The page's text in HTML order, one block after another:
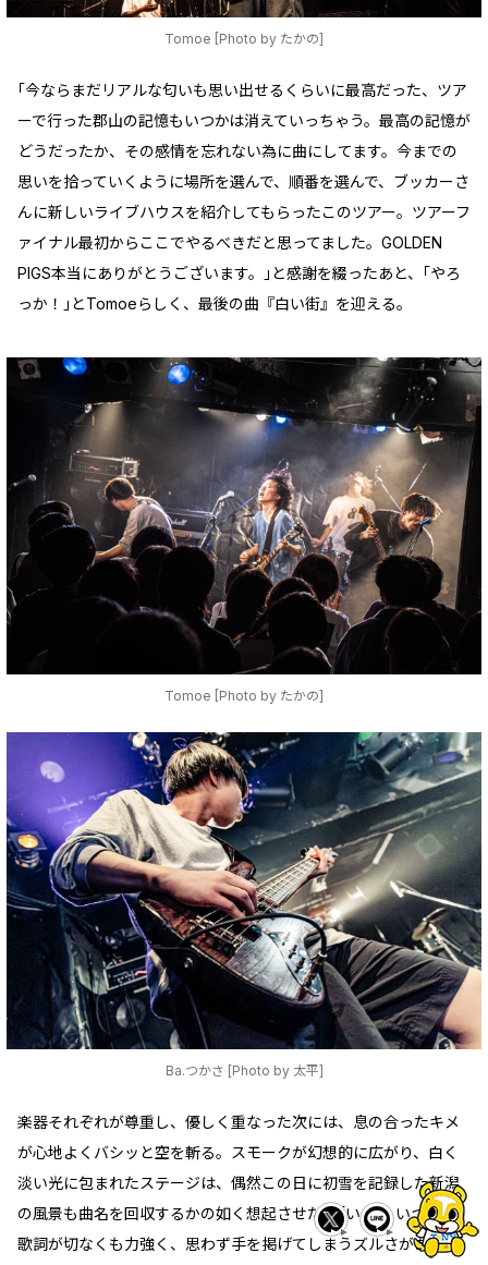
Tomoe [Photo by たかの]
｢今ならまだリアルな匂いも思い出せるくらいに最高だった、ツア
ーで行った郡山の記憶もいつかは消えていっちゃう。最高の記憶が
どうだったか、その感情を忘れない為に曲にしてます。今までの
思いを拾っていくように場所を選んで、順番を選んで、ブッカーさ
んに新しいライブハウスを紹介してもらったこのツアー。ツアーフ
ァイナル最初からここでやるべきだと思ってました。GOLDEN
PIGS本当にありがとうございます。｣と感謝を綴ったあと、｢やろ
っか！｣とTomoeらしく、最後の曲『白い街』を迎える。
Tomoe [Photo by たかの]
Ba.つかさ [Photo by 太平]
楽器それぞれが尊重し、優しく重なった次には、息の合ったキメ
が心地よくバシッと空を斬る。スモークが幻想的に広がり、白く
淡い光に包まれたステージは、偶然この日に初雪を記録した新潟
の風景も曲名を回収するかの如く想起させた。｢いつか いつか｣の
歌詞が切なくも力強く、思わず手を掲げてしまうズルさがあるの